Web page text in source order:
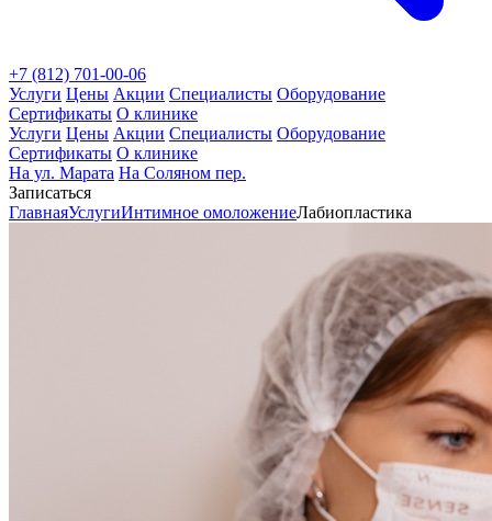
+7 (812) 701-00-06
Услуги Цены Акции Специалисты Оборудование
Сертификаты О клинике
Услуги Цены Акции Специалисты Оборудование
Сертификаты О клинике
На ул. Марата На Соляном пер.
Записаться
ГлавнаяУслугиИнтимное омоложениеЛабиопластика